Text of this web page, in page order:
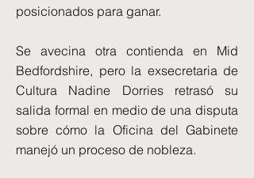
posicionados para ganar.
Se avecina otra contienda en Mid
Bedfordshire, pero la exsecretaria de
Cultura Nadine Dorries retrasó su
salida formal en medio de una disputa
sobre cómo la Oficina del Gabinete
manejó un proceso de nobleza.